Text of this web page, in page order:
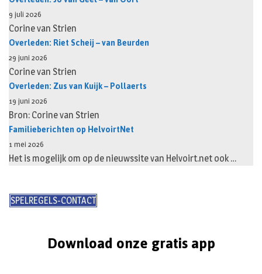
9 juli 2026
Corine van Strien
Overleden: Riet Scheij – van Beurden
29 juni 2026
Corine van Strien
Overleden: Zus van Kuijk – Pollaerts
19 juni 2026
Bron: Corine van Strien
Familieberichten op HelvoirtNet
1 mei 2026
Het is mogelijk om op de nieuwssite van Helvoirt.net ook …
SPELREGELS-CONTACT
Download onze gratis app